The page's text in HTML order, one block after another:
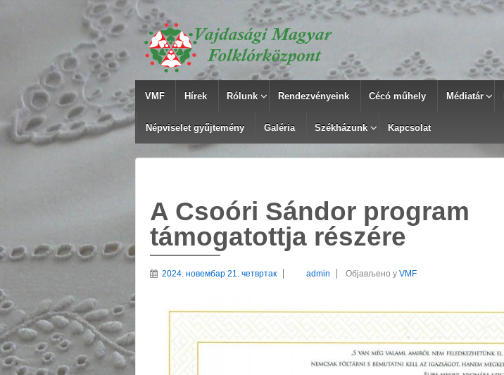
VMF Hírek Rólunk Rendezvényeink Cécó műhely Médiatár
Népviselet gyűjtemény Galéria Székházunk Kapcsolat
A Csoóri Sándor program
támogatottja részére
2024. новембар 21. четвртак admin Објављено у VMF